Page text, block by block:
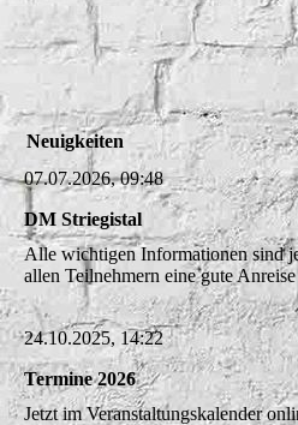
Neuigkeiten
07.07.2026, 09:48
DM Striegistal
Alle wichtigen Informationen sind
allen Teilnehmern eine gute
24.10.2025, 14:22
Termine 2026
Jetzt im Veranstaltungskalender